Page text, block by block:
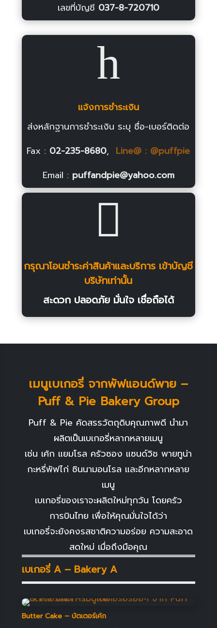
เลขที่บัญชี 037-8-720710
h
แจ้งการชำระเงิน
ส่งหลักฐานการชำระเงิน ระบุ ชื่อ-เบอร์ติดต่อ
Fax : 02-235-8680, Line@ : @puffpie
Email : puffandpie@yahoo.com

กรุณาโอนชำระค่าสินค้าและบริการ เข้าบัญชี
บริษัทเท่านั้น
สะดวก ปลอดภัย มั่นใจ เชื่อถือได้
เมนูเบเกอรี่ จากพัฟแอนด์พาย –
Puff & Pie Bakery Group
Puff & Pie คัดสรรวัตถุดิบคุณภาพดี นำมา
ผลิตเป็นเบเกอรี่หลากหลายเมนู
เช่น เค้ก แยมโรล ครัวซอง แซนด์วิช พายทูน่า
กะหรี่พัฟไก่ ซินนามอนโรล และอีกหลากหลาย
เมนู
เบเกอรี่ของเราจะผลิตใหม่ทุกวัน โดยครัว
การบินไทย เพื่อให้คุณมั่นใจได้ว่า
เบเกอรี่จะยังคงรสชาติความอร่อย ความสะอาด
สดใหม่ เมื่อถึงมือคุณ
เบเกอรี่ A – Bakery A
Butter Cake – บัตเตอร์เค้ก